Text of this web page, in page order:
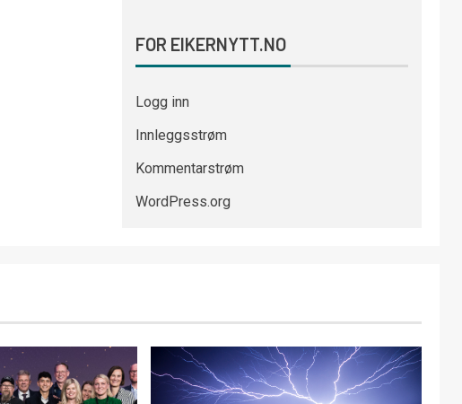
FOR EIKERNYTT.NO
Logg inn
Innleggsstrøm
Kommentarstrøm
WordPress.org